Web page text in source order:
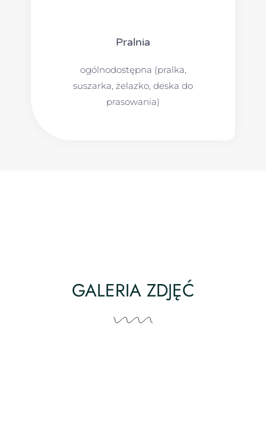
Pralnia
ogólnodostępna (pralka,
suszarka, żelazko, deska do
prasowania)
GALERIA ZDJĘĆ